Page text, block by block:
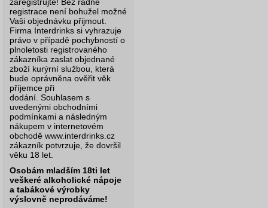
registrace není bohužel možné
Vaši objednávku přijmout.
Firma Interdrinks si vyhrazuje
právo v případě pochybností o
plnoletosti registrovaného
zákazníka zaslat objednané
zboží kurýrní službou, která
bude oprávněna ověřit věk
příjemce při
dodání. Souhlasem s
uvedenými obchodními
podmínkami a následným
nákupem v internetovém
obchodě www.interdrinks.cz
zákazník potvrzuje, že dovršil
věku 18 let.
Osobám mladším 18ti let
veškeré alkoholické nápoje
a tabákové výrobky
výslovně neprodáváme!